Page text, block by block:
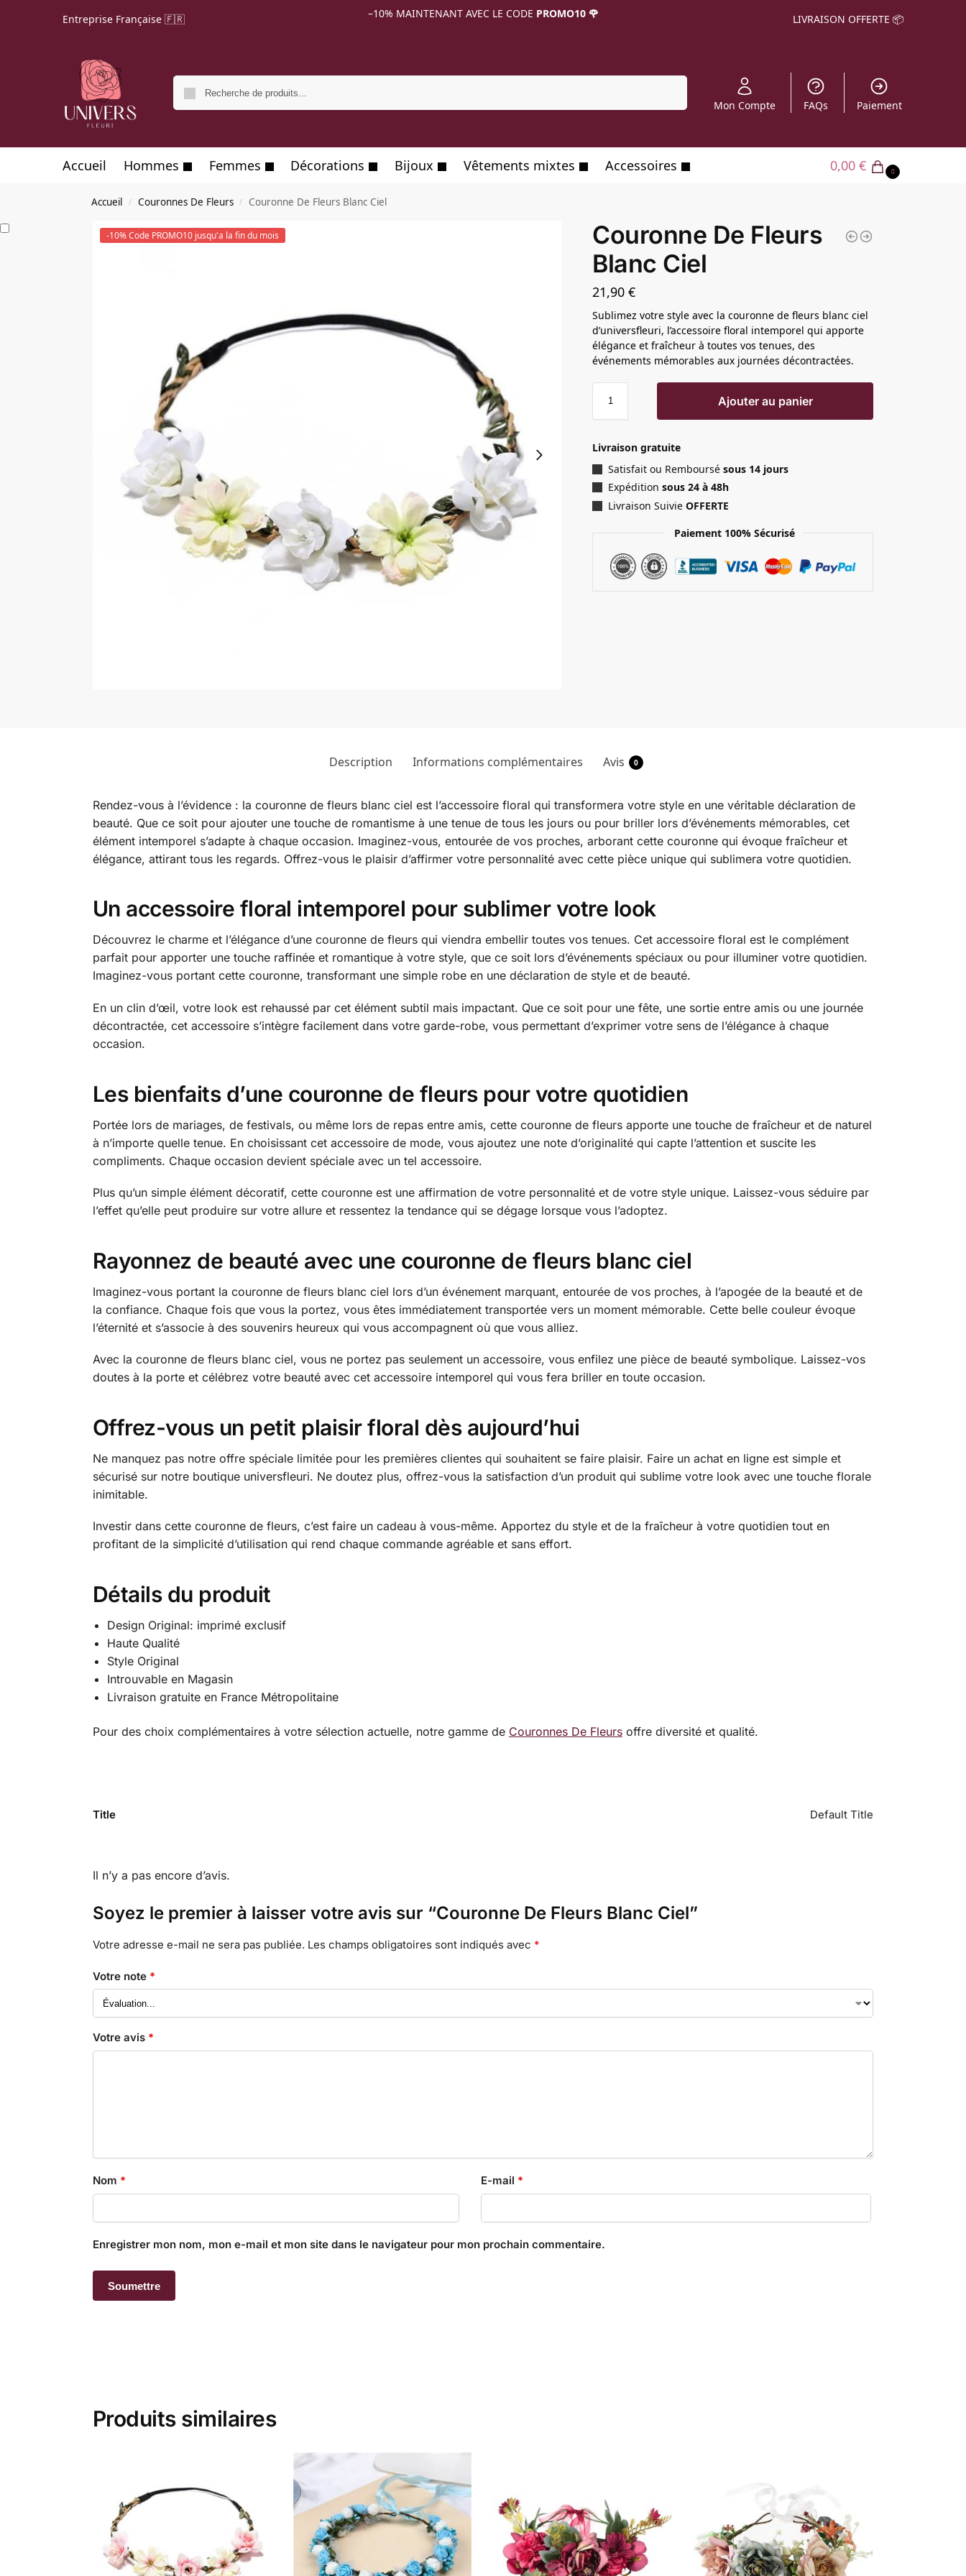
Entreprise Française 🇫🇷 –10% MAINTENANT AVEC LE CODE PROMO10 🌹 LIVRAISON OFFERTE 📦
Mon Compte FAQs Paiement
Accueil Hommes Femmes Décorations Bijoux Vêtements mixtes Accessoires 0,00 € 0
Accueil / Couronnes De Fleurs / Couronne De Fleurs Blanc Ciel
-10% Code PROMO10 jusqu'a la fin du mois
Couronne De Fleurs
Blanc Ciel
21,90€
Sublimez votre style avec la couronne de fleurs blanc ciel
d’universfleuri, l’accessoire floral intemporel qui apporte
élégance et fraîcheur à toutes vos tenues, des
événements mémorables aux journées décontractées.
Ajouter au panier
Livraison gratuite
Satisfait ou Remboursésous 14 jours
Expédition sous 24 à 48h
Livraison SuivieOFFERTE
Paiement 100% Sécurisé
Description Informations complémentaires Avis 0
Rendez-vous à l’évidence : la couronne de fleurs blanc ciel est l’accessoire floral qui transformera votre style en une véritable déclaration de
beauté. Que ce soit pour ajouter une touche de romantisme à une tenue de tous les jours ou pour briller lors d’événements mémorables, cet
élément intemporel s’adapte à chaque occasion. Imaginez-vous, entourée de vos proches, arborant cette couronne qui évoque fraîcheur et
élégance, attirant tous les regards. Offrez-vous le plaisir d’affirmer votre personnalité avec cette pièce unique qui sublimera votre quotidien.
Un accessoire floral intemporel pour sublimer votre look
Découvrez le charme et l’élégance d’une couronne de fleurs qui viendra embellir toutes vos tenues. Cet accessoire floral est le complément
parfait pour apporter une touche raffinée et romantique à votre style, que ce soit lors d’événements spéciaux ou pour illuminer votre quotidien.
Imaginez-vous portant cette couronne, transformant une simple robe en une déclaration de style et de beauté.
En un clin d’œil, votre look est rehaussé par cet élément subtil mais impactant. Que ce soit pour une fête, une sortie entre amis ou une journée
décontractée, cet accessoire s’intègre facilement dans votre garde-robe, vous permettant d’exprimer votre sens de l’élégance à chaque
occasion.
Les bienfaits d’une couronne de fleurs pour votre quotidien
Portée lors de mariages, de festivals, ou même lors de repas entre amis, cette couronne de fleurs apporte une touche de fraîcheur et de naturel
à n’importe quelle tenue. En choisissant cet accessoire de mode, vous ajoutez une note d’originalité qui capte l’attention et suscite les
compliments. Chaque occasion devient spéciale avec un tel accessoire.
Plus qu’un simple élément décoratif, cette couronne est une affirmation de votre personnalité et de votre style unique. Laissez-vous séduire par
l’effet qu’elle peut produire sur votre allure et ressentez la tendance qui se dégage lorsque vous l’adoptez.
Rayonnez de beauté avec une couronne de fleurs blanc ciel
Imaginez-vous portant la couronne de fleurs blanc ciel lors d’un événement marquant, entourée de vos proches, à l’apogée de la beauté et de
la confiance. Chaque fois que vous la portez, vous êtes immédiatement transportée vers un moment mémorable. Cette belle couleur évoque
l’éternité et s’associe à des souvenirs heureux qui vous accompagnent où que vous alliez.
Avec la couronne de fleurs blanc ciel, vous ne portez pas seulement un accessoire, vous enfilez une pièce de beauté symbolique. Laissez-vos
doutes à la porte et célébrez votre beauté avec cet accessoire intemporel qui vous fera briller en toute occasion.
Offrez-vous un petit plaisir floral dès aujourd’hui
Ne manquez pas notre offre spéciale limitée pour les premières clientes qui souhaitent se faire plaisir. Faire un achat en ligne est simple et
sécurisé sur notre boutique universfleuri. Ne doutez plus, offrez-vous la satisfaction d’un produit qui sublime votre look avec une touche florale
inimitable.
Investir dans cette couronne de fleurs, c’est faire un cadeau à vous-même. Apportez du style et de la fraîcheur à votre quotidien tout en
profitant de la simplicité d’utilisation qui rend chaque commande agréable et sans effort.
Détails du produit
Design Original: imprimé exclusif
Haute Qualité
Style Original
Introuvable en Magasin
Livraison gratuite en France Métropolitaine
Pour des choix complémentaires à votre sélection actuelle, notre gamme de Couronnes De Fleursoffre diversité et qualité.
Title Default Title
Il n’y a pas encore d’avis.
Soyez le premier à laisser votre avis sur “Couronne De Fleurs Blanc Ciel”
Votre adresse e-mail ne sera pas publiée. Les champs obligatoires sont indiqués avec *
Votre note *
Votre avis *
Nom * E-mail *
Enregistrer mon nom, mon e-mail et mon site dans le navigateur pour mon prochain commentaire.
Produits similaires